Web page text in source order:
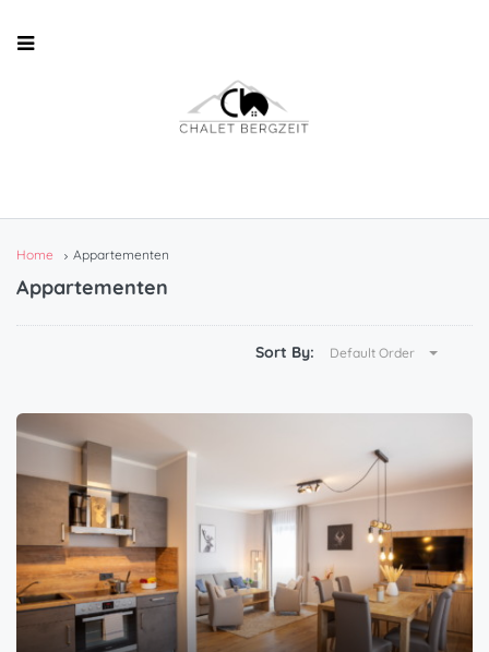
Home Appartementen
Appartementen
Sort By: Default Order